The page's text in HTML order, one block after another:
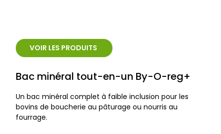
VOIR LES PRODUITS
Bac minéral tout-en-un By-O-reg+
Un bac minéral complet à faible inclusion pour les
bovins de boucherie au pâturage ou nourris au
fourrage.